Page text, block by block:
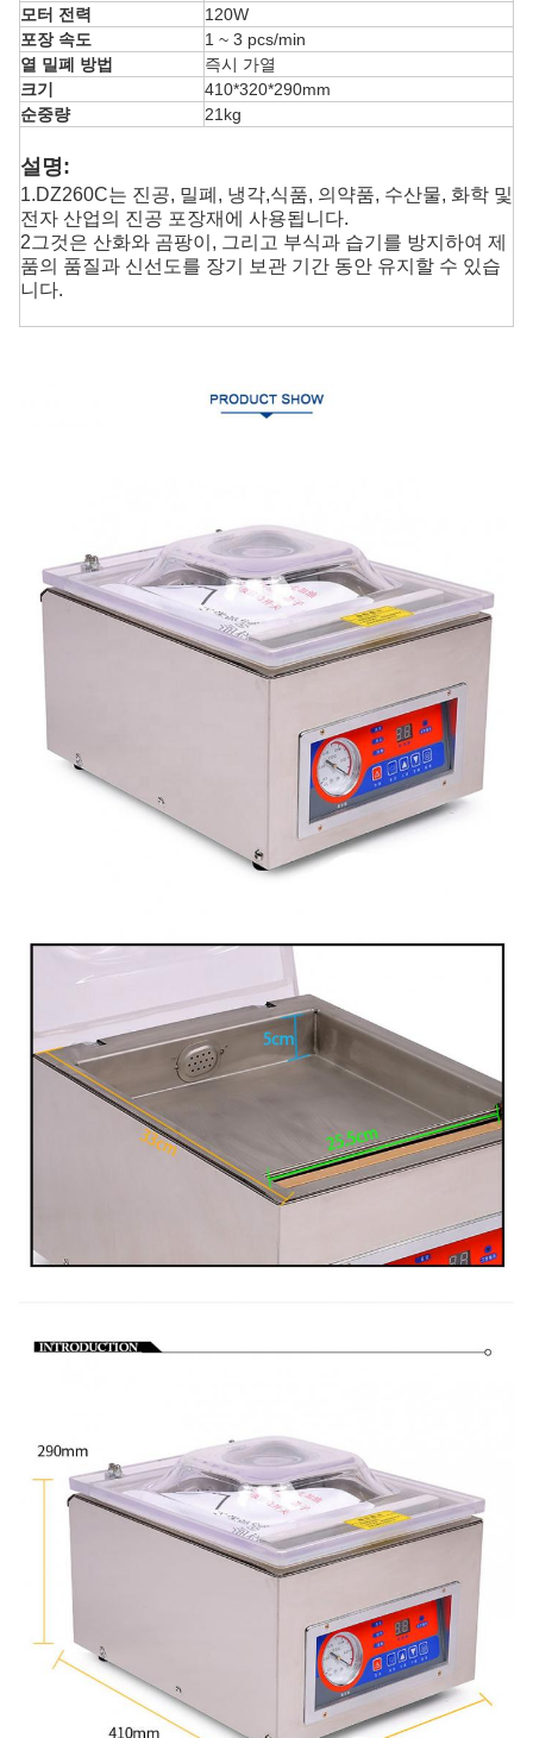
모터 전력
120W
포장 속도
1 ~ 3 pcs/min
열 밀폐 방법
즉시 가열
크기
410*320*290mm
순중량
21kg
설명:
1.DZ260C는 진공, 밀폐, 냉각,식품, 의약품, 수산물, 화학 및
전자 산업의 진공 포장재에 사용됩니다.
2그것은 산화와 곰팡이, 그리고 부식과 습기를 방지하여 제
품의 품질과 신선도를 장기 보관 기간 동안 유지할 수 있습
니다.